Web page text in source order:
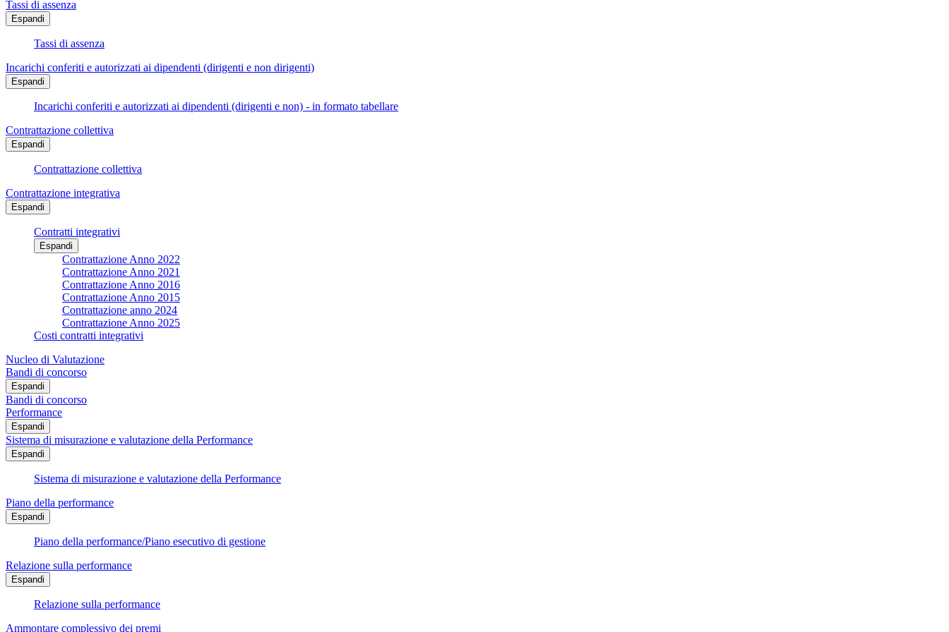
Tassi di assenza
Espandi
Tassi di assenza
Incarichi conferiti e autorizzati ai dipendenti (dirigenti e non dirigenti)
Espandi
Incarichi conferiti e autorizzati ai dipendenti (dirigenti e non) - in formato tabellare
Contrattazione collettiva
Espandi
Contrattazione collettiva
Contrattazione integrativa
Espandi
Contratti integrativi
Espandi
Contrattazione Anno 2022
Contrattazione Anno 2021
Contrattazione Anno 2016
Contrattazione Anno 2015
Contrattazione anno 2024
Contrattazione Anno 2025
Costi contratti integrativi
Nucleo di Valutazione
Bandi di concorso
Espandi
Bandi di concorso
Performance
Espandi
Sistema di misurazione e valutazione della Performance
Espandi
Sistema di misurazione e valutazione della Performance
Piano della performance
Espandi
Piano della performance/Piano esecutivo di gestione
Relazione sulla performance
Espandi
Relazione sulla performance
Ammontare complessivo dei premi